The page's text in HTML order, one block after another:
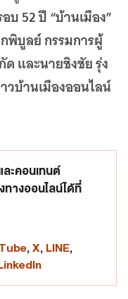
พบ 52 ปี “บ้านเมือง”
พิบูลย์ กรรมการผู้
และนายชิงชัย รุ่ง
วบ้านเมืองออนไลน์
ละคอนเทนต์
างออนไลน์ได้ที่
, X, LINE,